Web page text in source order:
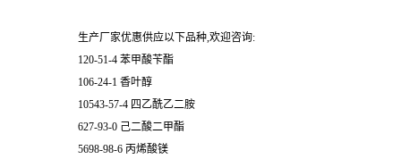
生产厂家优惠供应以下品种,欢迎咨询:
120-51-4 苯甲酸苄酯
106-24-1 香叶醇
10543-57-4 四乙酰乙二胺
627-93-0 己二酸二甲酯
5698-98-6 丙烯酸镁